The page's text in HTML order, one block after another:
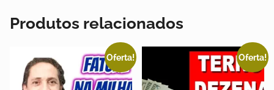
Produtos relacionados
Oferta! Oferta!